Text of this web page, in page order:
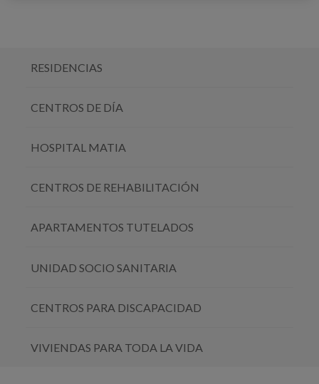
RESIDENCIAS
CENTROS DE DÍA
HOSPITAL MATIA
CENTROS DE REHABILITACIÓN
APARTAMENTOS TUTELADOS
UNIDAD SOCIO SANITARIA
CENTROS PARA DISCAPACIDAD
VIVIENDAS PARA TODA LA VIDA